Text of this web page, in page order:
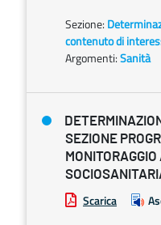
Sezione:
contenuto di
Argomenti:Sanità
SEZIONE
Scarica